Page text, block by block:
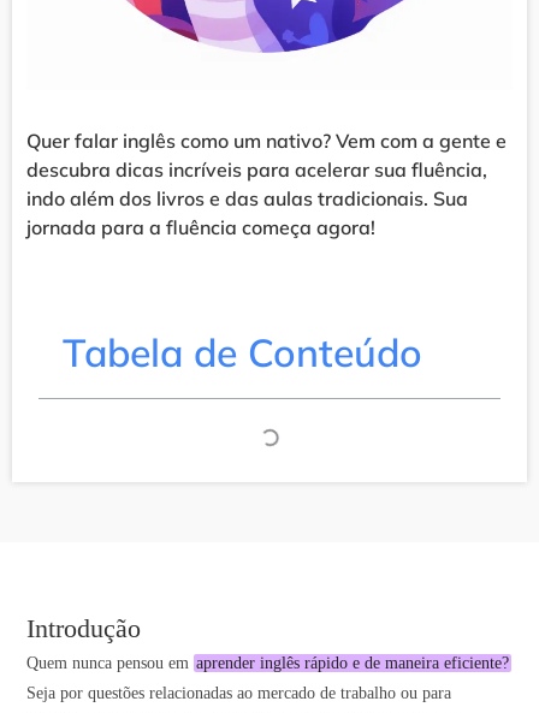
Quer falar inglês como um nativo? Vem com a gente e
descubra dicas incríveis para acelerar sua fluência,
indo além dos livros e das aulas tradicionais. Sua
jornada para a fluência começa agora!
Tabela de Conteúdo
Introdução
Quem nunca pensou em aprender inglês rápido e de maneira eficiente?
Seja por questões relacionadas ao mercado de trabalho ou para